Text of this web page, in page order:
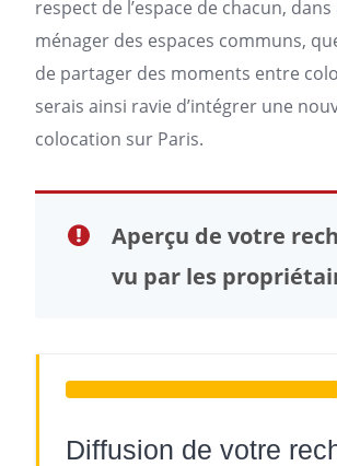
respect de l’espace de chacun, dans
ménager des espaces communs,
de partager des moments entre
serais ainsi ravie d’intégrer une
colocation sur Paris.
Aperçu de votre
vu par les
Diffusion de votre